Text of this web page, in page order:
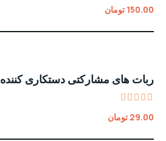
5.00
150.00 تومان
ربات های مشارکتی دستکاری کننده UR10/UR10e
4.00
5
29.00 تومان